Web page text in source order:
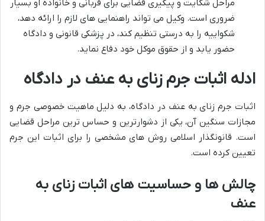
مراحل شکایت و پیگیری قضایی برای قربانی و خانواده او بسیار
ضروری است. وکیل می تواند راهنمایی های لازم را ارائه دهد،
شکواییه را به درستی تنظیم کند، در پزشکی قانونی و دادگاه
حضور یابد و از حقوق موکل خود دفاع نماید.
ادله اثبات جرم زنای به عنف در دادگاه
اثبات جرم زنای به عنف در دادگاه، به دلیل ماهیت خصوصی جرم و
مجازات سنگین آن، یکی از دشوارترین و حساس ترین مراحل قضایی
است. قانونگذار اسلامی روش های مشخصی را برای اثبات این جرم
تعیین کرده است.
چالش ها و حساسیت های اثبات زنای به
عنف